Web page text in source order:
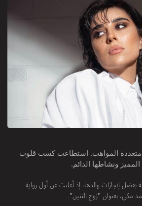
متعددة المواهب. استطاعت كسب قلوب
ونشاطها الدائم.
بفضل إنجازات والدها، إذ أعلنت عن أول رواية
مكي، بعنوان "زوج التنين".